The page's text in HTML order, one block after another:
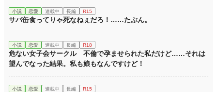
小説 恋愛 連載中 長編 R15
サバ缶食ってりゃ死なねぇだろ！……たぶん。
小説 恋愛 連載中 長編 R18
危ない女子会サークル 不倫で孕ませられた私だけど……それは
望んでなった結果。私も娘もなんですけど！
小説 恋愛 連載中 長編 R15